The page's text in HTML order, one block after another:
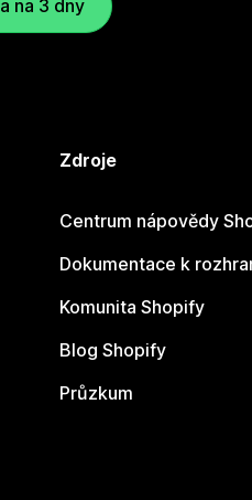
na 3 dny
Zdroje
Centrum nápovědy
Dokumentace k
Komunita Shopify
Blog Shopify
Průzkum